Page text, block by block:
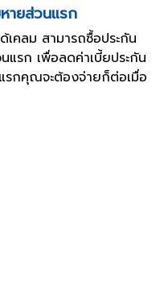
ายส่วนแรก
ลม สามารถซื้อประกัน
แรก เพื่อลดค่าเบี้ยประกัน
รกคุณจะต้องจ่ายก็ต่อเมื่อ